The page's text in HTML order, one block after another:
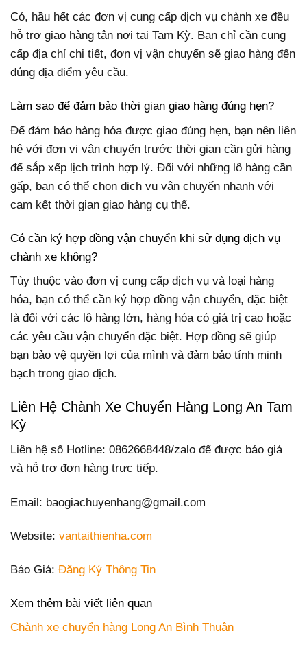
Có, hầu hết các đơn vị cung cấp dịch vụ chành xe đều
hỗ trợ giao hàng tận nơi tại Tam Kỳ. Bạn chỉ cần cung
cấp địa chỉ chi tiết, đơn vị vận chuyển sẽ giao hàng đến
đúng địa điểm yêu cầu.
Làm sao để đảm bảo thời gian giao hàng đúng hẹn?
Để đảm bảo hàng hóa được giao đúng hẹn, bạn nên liên
hệ với đơn vị vận chuyển trước thời gian cần gửi hàng
để sắp xếp lịch trình hợp lý. Đối với những lô hàng cần
gấp, bạn có thể chọn dịch vụ vận chuyển nhanh với
cam kết thời gian giao hàng cụ thể.
Có cần ký hợp đồng vận chuyển khi sử dụng dịch vụ
chành xe không?
Tùy thuộc vào đơn vị cung cấp dịch vụ và loại hàng
hóa, bạn có thể cần ký hợp đồng vận chuyển, đặc biệt
là đối với các lô hàng lớn, hàng hóa có giá trị cao hoặc
các yêu cầu vận chuyển đặc biệt. Hợp đồng sẽ giúp
bạn bảo vệ quyền lợi của mình và đảm bảo tính minh
bạch trong giao dịch.
Liên Hệ Chành Xe Chuyển Hàng Long An Tam
Kỳ
Liên hệ số Hotline: 0862668448/zalo để được báo giá
và hỗ trợ đơn hàng trực tiếp.
Email: baogiachuyenhang@gmail.com
Website: vantaithienha.com
Báo Giá: Đăng Ký Thông Tin
Xem thêm bài viết liên quan
Chành xe chuyển hàng Long An Bình Thuận